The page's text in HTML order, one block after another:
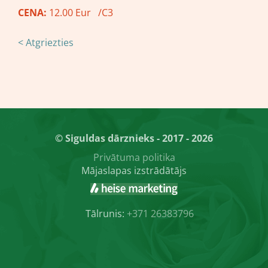
CENA: 12.00 Eur /C3
< Atgriezties
© Siguldas dārznieks - 2017 - 2026
Privātuma politika
Mājaslapas izstrādātājs
Tālrunis: +371 26383796